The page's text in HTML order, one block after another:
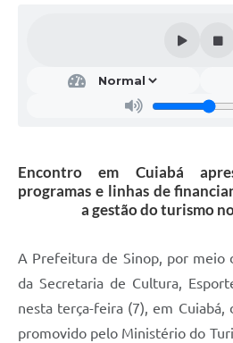
Encontro em Cuiabá
programas e linhas de
a gestão do turismo
A Prefeitura de Sinop, por meio
da Secretaria de Cultura,
nesta terça-feira (7), em
promovido pelo Ministério do